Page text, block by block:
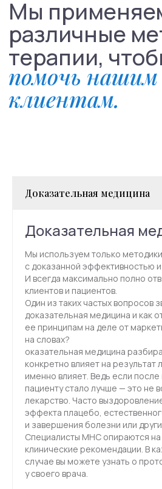
Доказательная
Мы используем только
с доказанной эффективностью
И всегда максимально полно
клиентов и пациентов.
Один из таких частых вопросов
доказательная медицина и как
ее принципам на деле от
на словах?
оказательная медицина
конкретно влияет на результат
именно влияет. Ведь если
пациенту стало лучше — это не
лекарство. Часто
эффекта плацебо,
и завершения болезни или
Специалисты МНС опираются
клинические рекомендации. В
случае вы можете узнать о
у своего врача.
© 2015-2025 Mental Health Center в
Политика конфиденциальности
Реквизиты
info@mhcenter.ru
Договор оферты